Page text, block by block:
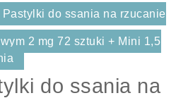
Pastylki do ssania na rzucanie
2 mg 72 sztuki + Mini 1,5
do ssania na